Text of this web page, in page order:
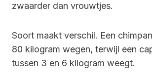
zwaarder dan vrouwtjes.
Soort maakt verschil. Een
80 kilogram wegen, terwijl een
tussen 3 en 6 kilogram weegt.